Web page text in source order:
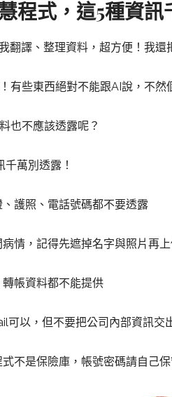
程式，這5種資訊
翻譯、整理資料，超方便！我還
有些東西絕對不能跟AI說，不然
也不應該透露呢？
萬別透露！
護照、電話號碼都不要透露
情，記得先遮掉名字與照片再
帳資料都不能提供
可以，但不要把公司內部資訊交
不是保險庫，帳號密碼請自己